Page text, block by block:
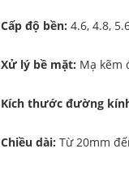
Cấp độ bền: 4.6, 4.8,
Xử lý bề mặt: Mạ kẽm
Kích thước đường
Chiều dài: Từ 20mm